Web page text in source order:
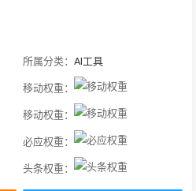
所属分类： AI工具
移动权重：
移动权重：
必应权重：
头条权重：